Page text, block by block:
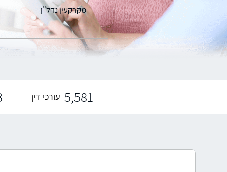
מקרקעין נדל"ן
משפט אזרחי
משרד הביטחון
5,581 עורכי דין